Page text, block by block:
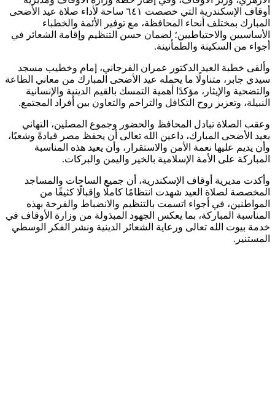
أوقاف الإسكندرية التي خصصت ٦٤١ ساحة لأداء صلاة عيد الأضحى
المبارك بمختلف أنحاء المحافظة، مع توفير الأئمة والخطباء
الأساسيين والاحتياطيين؛ لضمان حسن التنظيم وإقامة الشعائر في
أجواء من السكينة والطمأنينة.
وألقى خطبة العيد الدكتور عمران الفرجاني، إمام وخطيب مسجد
سيدي جابر، متناولًا ما يحمله عيد الأضحى المبارك من معاني الطاعة
والتضحية والإيثار، مؤكدًا أهمية التمسك بالقيم الدينية والإنسانية
النبيلة، وتعزيز روح التكافل والتراحم والتعاون بين أفراد المجتمع.
وعقب الصلاة تبادل المحافظ والحضور وجموع المصلين، التهاني
بعيد الأضحى المبارك، داعين الله تعالى أن يحفظ مصر قيادةً وشعبًا،
وأن يديم عليها نعمة الأمن والاستقرار، وأن يعيد هذه المناسبة
المباركة على الأمة الإسلامية بالخير واليمن والبركات.
وأكدت مديرية أوقاف الإسكندرية، أن جميع الساحات والمساجد
المخصصة لصلاة العيد شهدت انتظامًا كاملًا وإقبالًا كثيفًا من
المواطنين، في أجواء اتسمت بالتنظيم والانضباط والفرحة بهذه
المناسبة المباركة، بما يعكس الجهود المبذولة من وزارة الأوقاف في
خدمة بيوت الله تعالى ورعاية الشعائر الدينية ونشر الفكر الوسطي
المستنير.